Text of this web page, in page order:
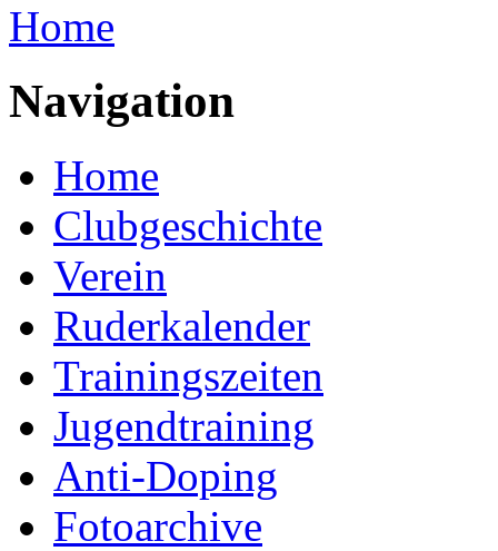
Sie sind hier
Home
Navigation
Home
Clubgeschichte
Verein
Ruderkalender
Trainingszeiten
Jugendtraining
Anti-Doping
Fotoarchive